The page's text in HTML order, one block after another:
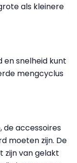
als kleinere
en snelheid kunt
mengcyclus
de accessoires
moeten zijn. De
zijn van gelakt